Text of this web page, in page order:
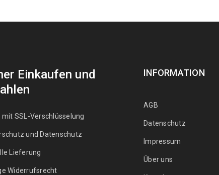
Einkaufen und
mit SSL-Verschlüsselung
und Datenschutz
Lieferung
Widerrufsrecht
INFORMATION
AGB
Datenschutz
Impressum
Über uns